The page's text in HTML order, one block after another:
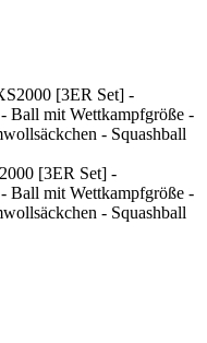
[3ER Set] -
Ball mit Wettkampfgröße -
- Squashball